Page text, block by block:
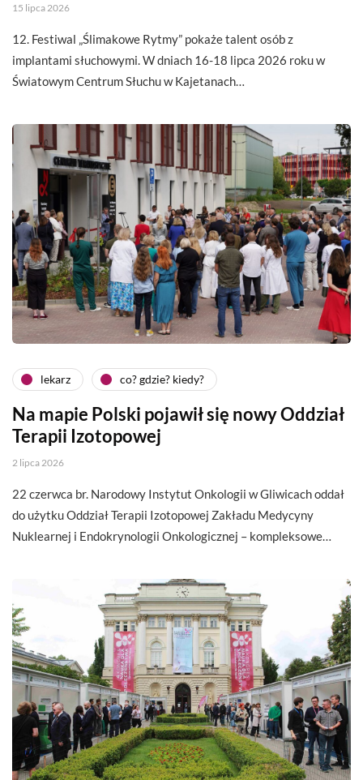
15 lipca 2026
12. Festiwal „Ślimakowe Rytmy” pokaże talent osób z
implantami słuchowymi. W dniach 16-18 lipca 2026 roku w
Światowym Centrum Słuchu w Kajetanach…
lekarz co? gdzie? kiedy?
Na mapie Polski pojawił się nowy Oddział
Terapii Izotopowej
2 lipca 2026
22 czerwca br. Narodowy Instytut Onkologii w Gliwicach oddał
do użytku Oddział Terapii Izotopowej Zakładu Medycyny
Nuklearnej i Endokrynologii Onkologicznej – kompleksowe…